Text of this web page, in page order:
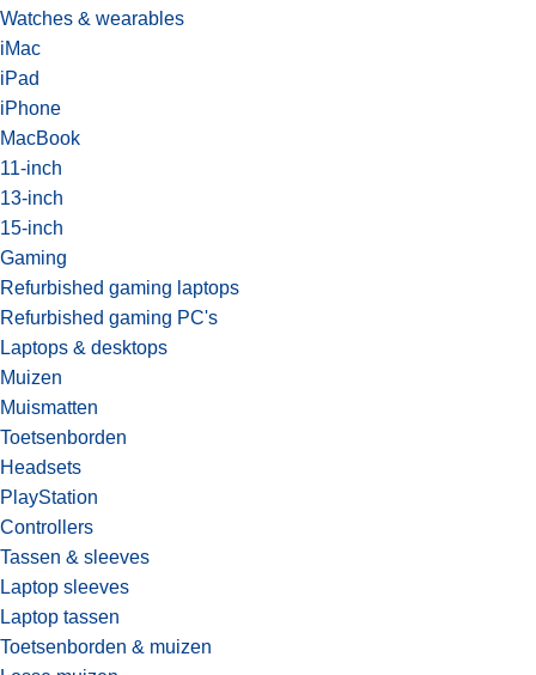
Watches & wearables
iMac
iPad
iPhone
MacBook
11-inch
13-inch
15-inch
Gaming
Refurbished gaming laptops
Refurbished gaming PC's
Laptops & desktops
Muizen
Muismatten
Toetsenborden
Headsets
PlayStation
Controllers
Tassen & sleeves
Laptop sleeves
Laptop tassen
Toetsenborden & muizen